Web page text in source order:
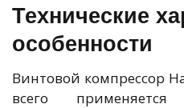
Технические
особенности
Винтовой компрессор
всего